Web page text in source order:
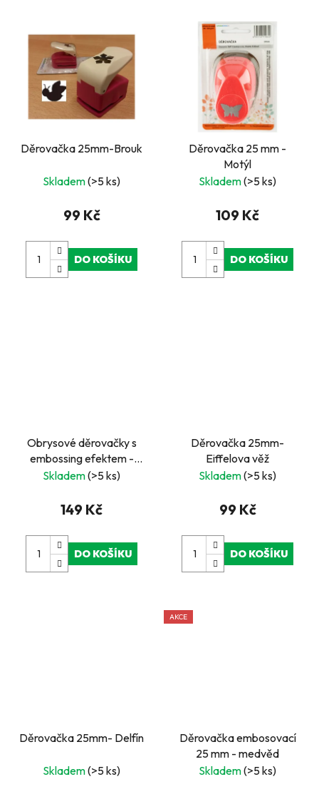
Děrovačka 25mm-Brouk
Skladem(>5 ks)
99 Kč
DO KOŠÍKU
Děrovačka 25 mm -
Motýl
Skladem(>5 ks)
109 Kč
DO KOŠÍKU
Obrysové děrovačky s
embossing efektem -
Krab
Skladem(>5 ks)
149 Kč
DO KOŠÍKU
Děrovačka 25mm-
Eiffelova věž
Skladem(>5 ks)
99 Kč
DO KOŠÍKU
Děrovačka 25mm- Delfín
Skladem(>5 ks)
AKCE
Děrovačka embosovací
25 mm - medvěd
Skladem(>5 ks)